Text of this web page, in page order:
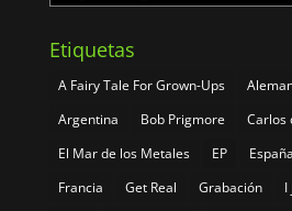
Etiquetas
A Fairy Tale For Grown-Ups
Argentina
Bob Prigmore Carlos
El Mar de los Metales
EP España
Francia
Get Real Grabación
I